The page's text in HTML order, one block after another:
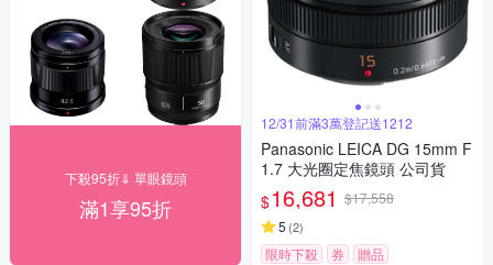
下殺95折⇓ 單眼鏡頭
滿1享95折
12/31前滿3萬登記送1212
Panasonic LEICA DG 15mm F
1.7 大光圈定焦鏡頭 公司貨
$16,681 $17,558
5 (2)
限時下殺 券 贈品